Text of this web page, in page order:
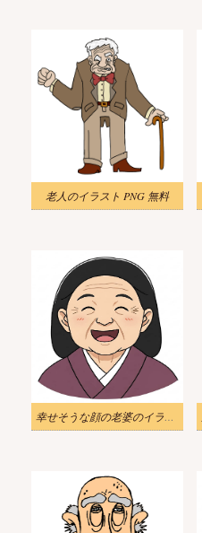
老人のイラスト PNG 無料
幸せそうな顔の老婆のイラスト 2